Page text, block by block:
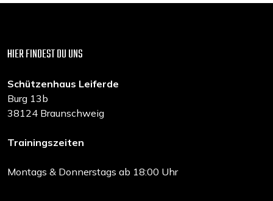
HIER FINDEST DU UNS
Schützenhaus Leiferde
Burg 13b
38124 Braunschweig
Trainingszeiten
Montags & Donnerstags ab 18:00 Uhr